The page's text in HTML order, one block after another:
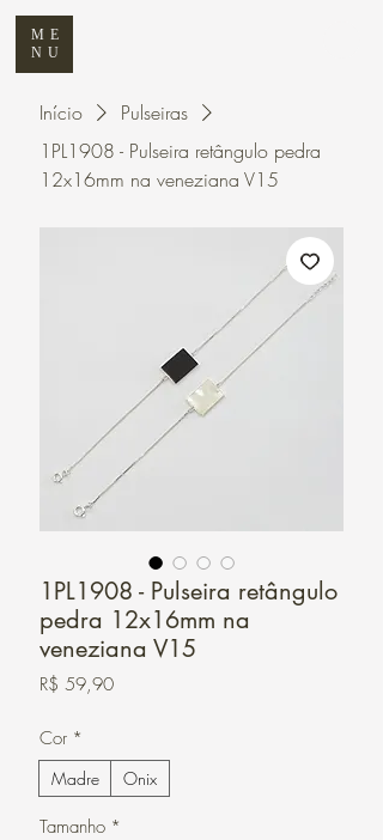
ME
NU
Início
Pulseiras
1PL1908 - Pulseira retângulo pedra
12x16mm na veneziana V15
1PL1908 - Pulseira retângulo
pedra 12x16mm na
veneziana V15
R$ 59,90Preço
Cor *
Madre Onix
Tamanho *